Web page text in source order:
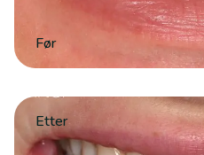
Før
Etter